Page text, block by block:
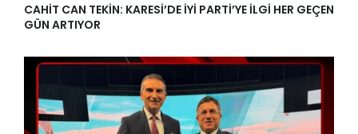
CAHİT CAN TEKİN: KARESİ’DE İYİ PARTİ’YE İLGİ HER GEÇEN
GÜN ARTIYOR